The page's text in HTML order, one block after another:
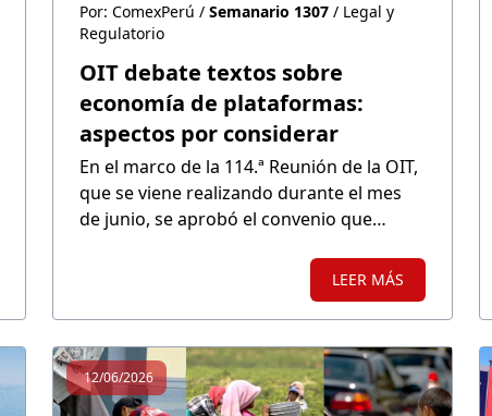
Por: ComexPerú / Semanario 1307 / Legal y
Regulatorio
OIT debate textos sobre
economía de plataformas:
aspectos por considerar
En el marco de la 114.ª Reunión de la OIT,
que se viene realizando durante el mes
de junio, se aprobó el convenio que
mediante plataformas digitales de
intermediación, mientras aún se debate
el texto de una Recomendación. La
propuesta no puede desnaturalizar la
economía de pares ni desincentivar la
innovación.
LEER MÁS
12/06/2026